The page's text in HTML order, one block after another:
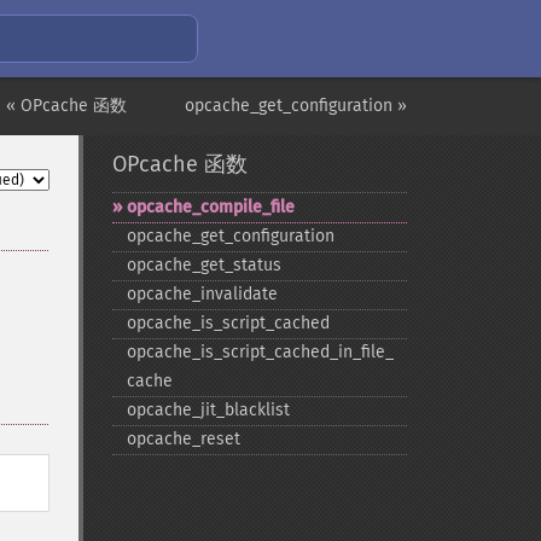
opcache_get_configuration »
« OPcache 函数
OPcache 函数
opcache_​compile_​file
opcache_​get_​configuration
opcache_​get_​status
opcache_​invalidate
opcache_​is_​script_​cached
opcache_​is_​script_​cached_​in_​file_​
cache
opcache_​jit_​blacklist
opcache_​reset